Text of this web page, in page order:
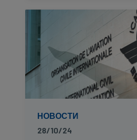
НОВОСТИ
28/10/24